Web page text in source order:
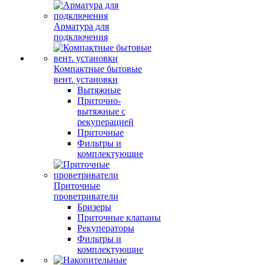
Арматура для
подключения
Компактные бытовые
вент. установки
Вытяжные
Приточно-
вытяжные с
рекуперацией
Приточные
Фильтры и
комплектующие
Приточные
проветриватели
Бризеры
Приточные клапаны
Рекуператоры
Фильтры и
комплектующие